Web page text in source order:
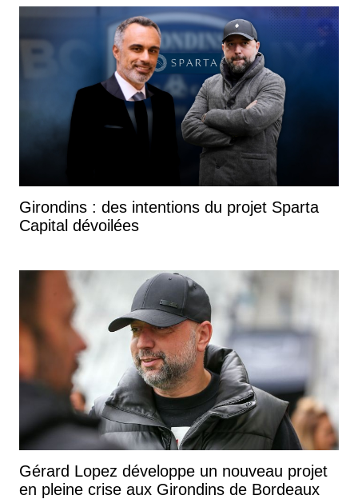
Girondins : des intentions du projet Sparta
Capital dévoilées
Gérard Lopez développe un nouveau projet
en pleine crise aux Girondins de Bordeaux